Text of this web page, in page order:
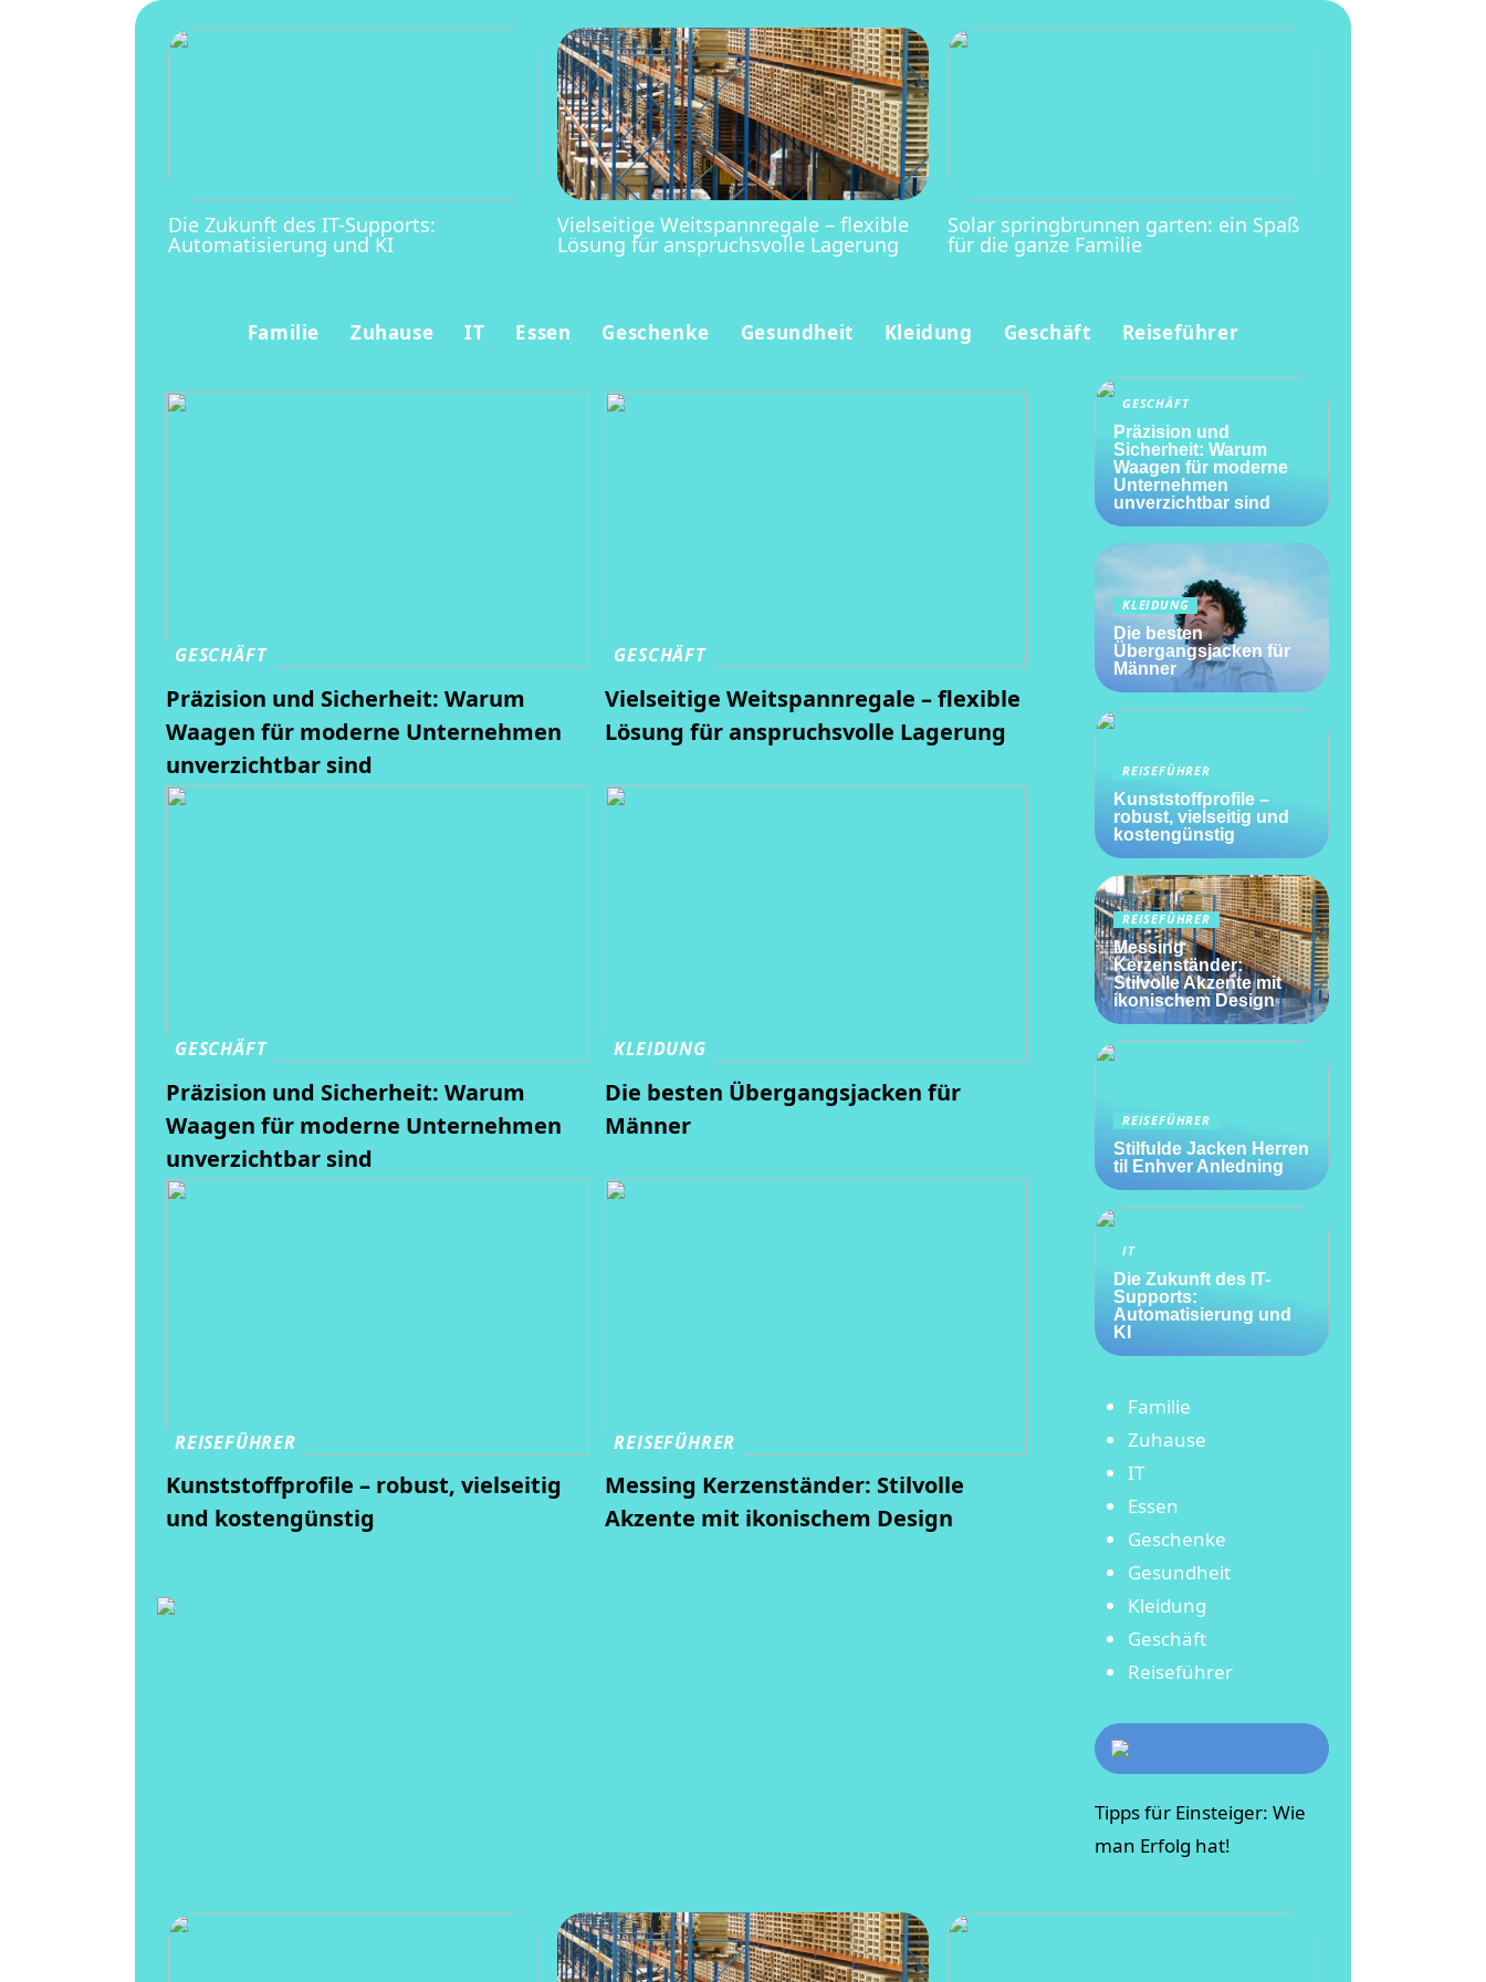
Die Zukunft des IT-Supports:
Automatisierung und KI
Vielseitige Weitspannregale – flexible
Lösung für anspruchsvolle Lagerung
Solar springbrunnen garten: ein Spaß
für die ganze Familie
Familie Zuhause IT Essen Geschenke Gesundheit Kleidung Geschäft Reiseführer
GESCHÄFT
Präzision und Sicherheit: Warum
Waagen für moderne Unternehmen
unverzichtbar sind
GESCHÄFT
Vielseitige Weitspannregale – flexible
Lösung für anspruchsvolle Lagerung
GESCHÄFT
Präzision und Sicherheit: Warum
Waagen für moderne Unternehmen
unverzichtbar sind
KLEIDUNG
Die besten Übergangsjacken für
Männer
REISEFÜHRER
Kunststoffprofile – robust, vielseitig
und kostengünstig
REISEFÜHRER
Messing Kerzenständer: Stilvolle
Akzente mit ikonischem Design
GESCHÄFT
Präzision und
Sicherheit: Warum
Waagen für moderne
Unternehmen
unverzichtbar sind
KLEIDUNG
Die besten
Übergangsjacken für
Männer
REISEFÜHRER
Kunststoffprofile –
robust, vielseitig und
kostengünstig
REISEFÜHRER
Messing
Kerzenständer:
Stilvolle Akzente mit
ikonischem Design
REISEFÜHRER
Stilfulde Jacken Herren
til Enhver Anledning
IT
Die Zukunft des IT-
Supports:
Automatisierung und
KI
Familie
Zuhause
IT
Essen
Geschenke
Gesundheit
Kleidung
Geschäft
Reiseführer
Tipps für Einsteiger: Wie
man Erfolg hat!